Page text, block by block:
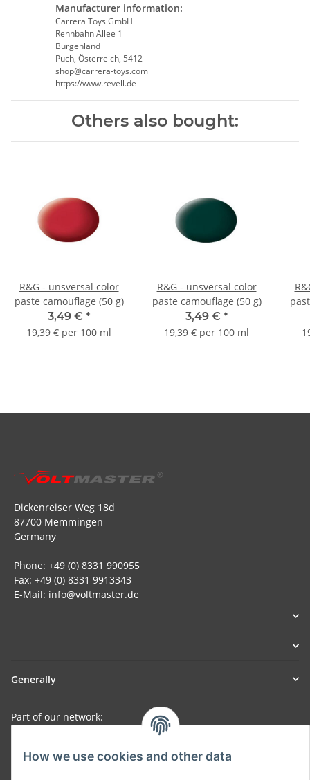
How we use cookies and other data
Manufacturer information:
Carrera Toys GmbH
Rennbahn Allee 1
Burgenland
Puch, Österreich, 5412
shop@carrera-toys.com
https://www.revell.de
Others also bought:
R&G - unsversal color
paste camouflage (50 g)
3,49 € *
19,39 € per 100 ml
R&G - unsversal color
paste camouflage (50 g)
3,49 € *
19,39 € per 100 ml
Dickenreiser Weg 18d
87700 Memmingen
Germany
Phone: +49 (0) 8331 990955
Fax: +49 (0) 8331 9913343
E-Mail: info@voltmaster.de
Generally
Part of our network: